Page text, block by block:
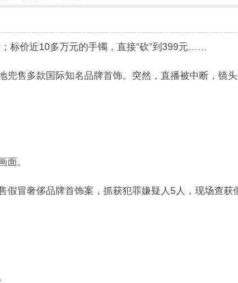
标价近10多万元的手镯，直接“砍”到399元……
售多款国际知名品牌首饰。突然，直播被中断，镜
面。
冒奢侈品牌首饰案，抓获犯罪嫌疑人5人，现场查获